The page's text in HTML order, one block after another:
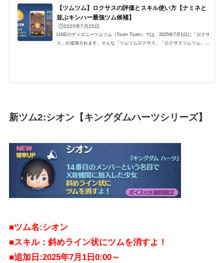
【ツムツム】ロクサスの評価とスキル使い方【ナミネと
並ぶキンハー最強ツム候補】
🕒️2025年7月25日
LINEのディズニーツムツム（Tsum Tsum）では、2025年7月1日に「ロクサ
ス」が追加されます。そんな「ツムツムロクサス」「ロクサスツムツム」の
新ツム2:シオン【キングダムハーツシリーズ】
■ツム名:シオン
■スキル：斜めライン状にツムを消すよ！
■追加日:2025年7月1日0:00～